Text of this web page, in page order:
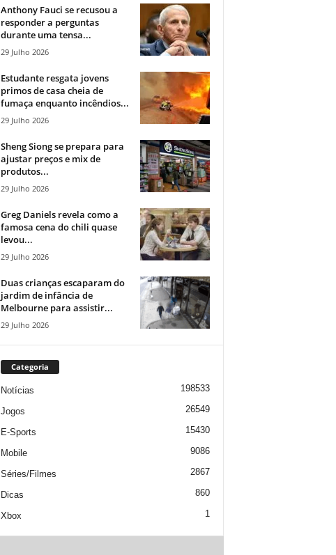
Anthony Fauci se recusou a
responder a perguntas
durante uma tensa...
29 Julho 2026
Estudante resgata jovens
primos de casa cheia de
fumaça enquanto incêndios...
29 Julho 2026
Sheng Siong se prepara para
ajustar preços e mix de
produtos...
29 Julho 2026
Greg Daniels revela como a
famosa cena do chili quase
levou...
29 Julho 2026
Duas crianças escaparam do
jardim de infância de
Melbourne para assistir...
29 Julho 2026
Categoria
Notícias 198533
Jogos 26549
E-Sports 15430
Mobile 9086
Séries/Filmes 2867
Dicas 860
Xbox 1